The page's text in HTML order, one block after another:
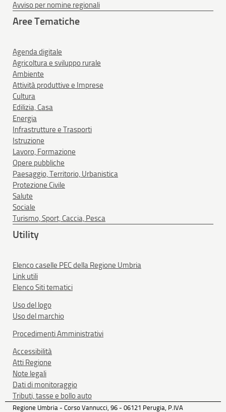
Avviso per nomine regionali
Aree Tematiche
Agenda digitale
Agricoltura e sviluppo rurale
Ambiente
Attività produttive e Imprese
Cultura
Edilizia, Casa
Energia
Infrastrutture e Trasporti
Istruzione
Lavoro, Formazione
Opere pubbliche
Paesaggio, Territorio, Urbanistica
Protezione Civile
Salute
Sociale
Turismo, Sport, Caccia, Pesca
Utility
Elenco caselle PEC della Regione Umbria
Link utili
Elenco Siti tematici
Uso del logo
Uso del marchio
Procedimenti Amministrativi
Accessibilità
Atti Regione
Note legali
Dati di monitoraggio
Tributi, tasse e bollo auto
Regione Umbria - Corso Vannucci, 96 - 06121 Perugia, P.IVA